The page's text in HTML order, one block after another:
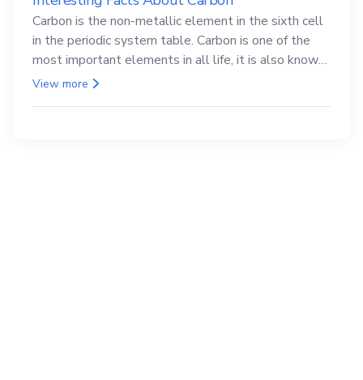
Carbon is the non-metallic element in the sixth cell
in the periodic system table. Carbon is one of the
most important elements in all life, it is also known
as the back.
View more